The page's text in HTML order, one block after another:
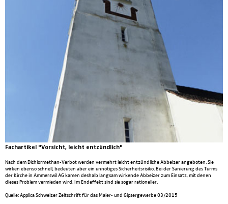
Fachartikel "Vorsicht, leicht entzündlich"
Nach dem Dichlormethan-Verbot werden vermehrt leicht entzündliche Abbeizer angeboten. Sie
wirken ebenso schnell, bedeuten aber ein unnötiges Sicherheitsrisiko. Bei der Sanierung des Turms
der Kirche in Ammerswil AG kamen deshalb langsam wirkende Abbeizer zum Einsatz, mit denen
dieses Problem vermieden wird. Im Endeffekt sind sie sogar rationeller.
Quelle: Applica Schweizer Zeitschrift für das Maler- und Gipsergewerbe 03/2015